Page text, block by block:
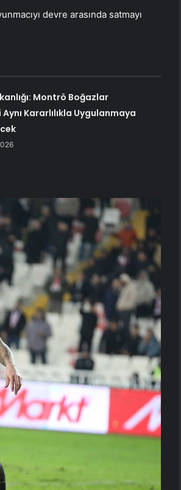
devre arasında satmayı
Montrö Boğazlar
Kararlılıkla Uygulanmaya